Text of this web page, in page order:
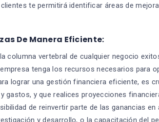
te permitirá identificar áreas de
De Manera Eficiente:
columna vertebral de cualquier negocio
tenga los recursos necesarios para
lograr una gestión financiera eficiente, es
gastos, y que realices proyecciones
de reinvertir parte de las ganancias
y desarrollo, o la capacitación del